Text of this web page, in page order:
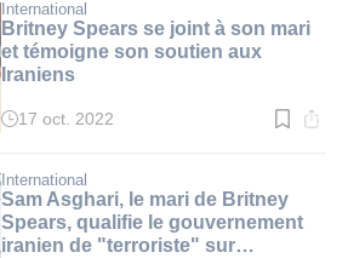
International
Britney Spears se joint à son mari
et témoigne son soutien aux
Iraniens
Temps
:
2
min.
17 oct. 2022
International
Sam Asghari, le mari de Britney
Spears, qualifie le gouvernement
iranien de "terroriste" sur